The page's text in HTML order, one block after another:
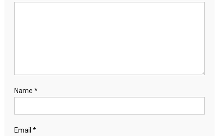
Name *
Email *